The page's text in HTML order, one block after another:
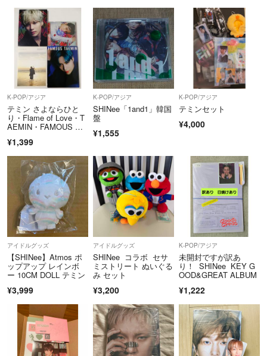
K-POP/アジア
テミン さよならひと
り・Flame of Love・T
AEMIN・FAMOUS C
¥1,399
K-POP/アジア
SHINee「1and1」韓国
盤
¥1,555
K-POP/アジア
テミンセット
¥4,000
アイドルグッズ
【SHINee】Atmos ポ
ップアップ レインボ
ー 10CM DOLL テミン
¥3,999
アイドルグッズ
SHINee コラボ セサ
ミストリート ぬいぐる
み セット
¥3,200
K-POP/アジア
未開封ですが訳あ
り！ SHINee KEY G
OOD&GREAT ALBUM
¥1,222